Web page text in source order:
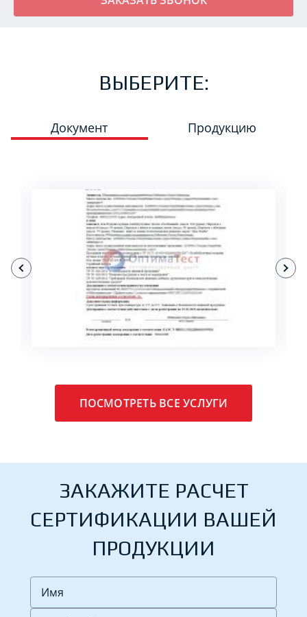
ВЫБЕРИТЕ:
Документ Продукцию
ПОДРОБНЕЕ
ПОСМОТРЕТЬ ВСЕ УСЛУГИ
ЗАКАЖИТЕ РАСЧЕТ
СЕРТИФИКАЦИИ ВАШЕЙ
ПРОДУКЦИИ